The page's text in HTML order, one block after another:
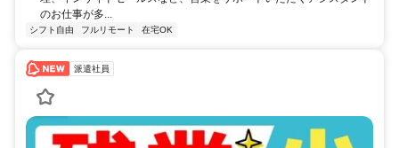
のお仕事が多...
シフト自由 フルリモート 在宅OK
派遣社員